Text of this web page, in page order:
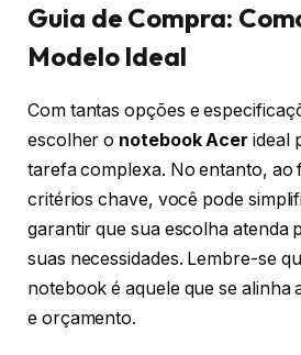
Guia de Compra:
Modelo Ideal
Com tantas opções e
escolher o notebook Acer ideal
tarefa complexa. No entanto, ao
critérios chave, você pode
garantir que sua escolha atenda
suas necessidades. Lembre-se
notebook é aquele que se alinha
e orçamento.